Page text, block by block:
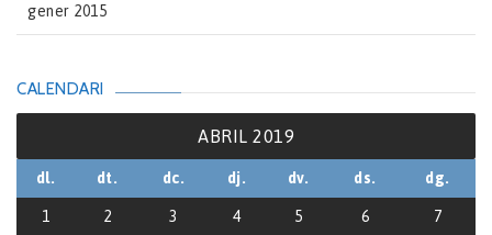
gener 2015
CALENDARI
ABRIL 2019
dl. dt. dc. dj. dv. ds. dg.
1 2 3 4 5 6 7